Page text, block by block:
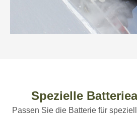
Spezielle
Passen Sie die Batterie für